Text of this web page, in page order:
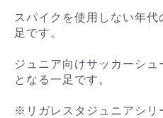
スパイクを使用しない年
足です。
ジュニア向けサッカーシ
となる一足です。
※リガレスタジュニアシリ